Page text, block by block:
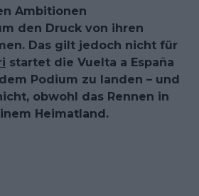
Ambitionen
den Druck von ihren
Das gilt jedoch nicht für
startet die Vuelta a España
Podium zu landen – und
obwohl das Rennen in
Heimatland.